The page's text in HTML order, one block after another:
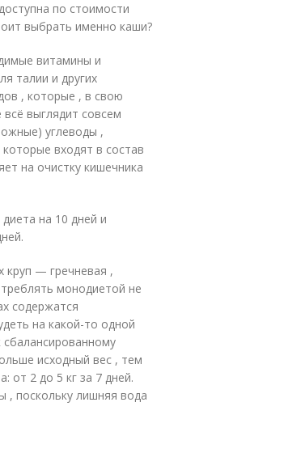
по стоимости
выбрать именно каши?
витамины и
талии и других
, которые , в свою
выглядит совсем
углеводы ,
входят в состав
на очистку кишечника
на 10 дней и
круп — гречневая ,
монодиетой не
содержатся
на какой-то одной
исходный вес , тем
от 2 до 5 кг за 7 дней.
, поскольку лишняя вода